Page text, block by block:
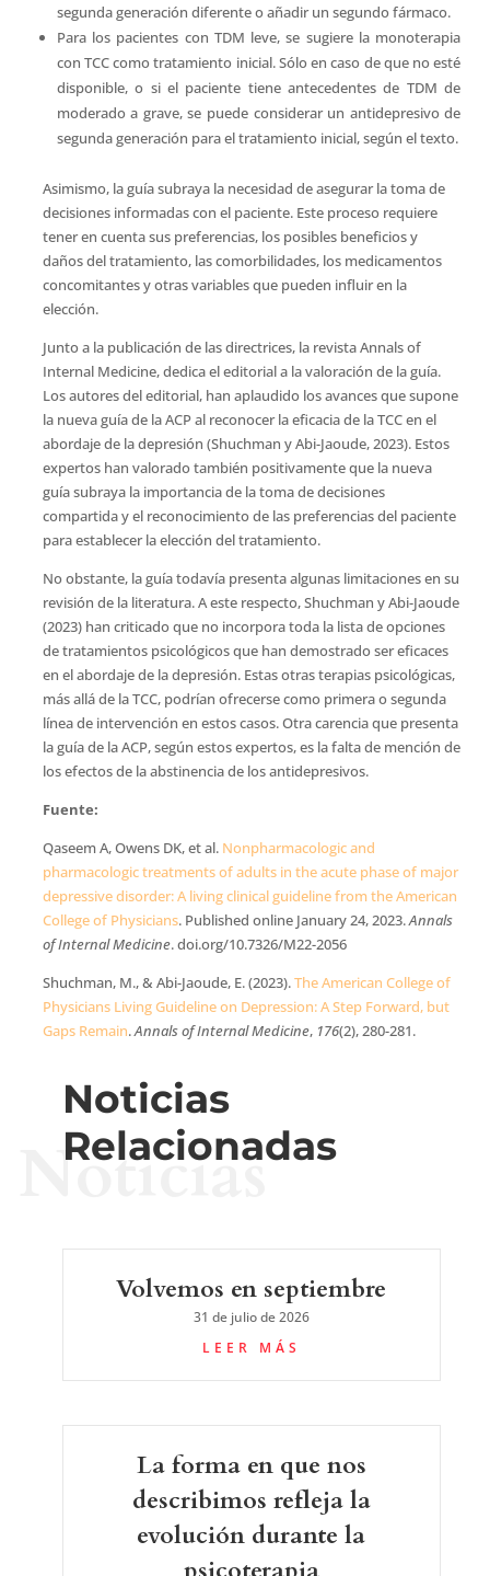
segunda generación diferente o añadir un segundo fármaco.
Para los pacientes con TDM leve, se sugiere la monoterapia
con TCC como tratamiento inicial. Sólo en caso de que no esté
disponible, o si el paciente tiene antecedentes de TDM de
moderado a grave, se puede considerar un antidepresivo de
segunda generación para el tratamiento inicial, según el texto.
Asimismo, la guía subraya la necesidad de asegurar la toma de
decisiones informadas con el paciente. Este proceso requiere
tener en cuenta sus preferencias, los posibles beneficios y
daños del tratamiento, las comorbilidades, los medicamentos
concomitantes y otras variables que pueden influir en la
elección.
Junto a la publicación de las directrices, la revista Annals of
Internal Medicine, dedica el editorial a la valoración de la guía.
Los autores del editorial, han aplaudido los avances que supone
la nueva guía de la ACP al reconocer la eficacia de la TCC en el
abordaje de la depresión (Shuchman y Abi-Jaoude, 2023). Estos
expertos han valorado también positivamente que la nueva
guía subraya la importancia de la toma de decisiones
compartida y el reconocimiento de las preferencias del paciente
para establecer la elección del tratamiento.
No obstante, la guía todavía presenta algunas limitaciones en su
revisión de la literatura. A este respecto, Shuchman y Abi-Jaoude
(2023) han criticado que no incorpora toda la lista de opciones
de tratamientos psicológicos que han demostrado ser eficaces
en el abordaje de la depresión. Estas otras terapias psicológicas,
más allá de la TCC, podrían ofrecerse como primera o segunda
línea de intervención en estos casos. Otra carencia que presenta
la guía de la ACP, según estos expertos, es la falta de mención de
los efectos de la abstinencia de los antidepresivos.
Fuente:
Qaseem A, Owens DK, et al. Nonpharmacologic and
pharmacologic treatments of adults in the acute phase of major
depressive disorder: A living clinical guideline from the American
College of Physicians. Published online January 24, 2023.Annals
of Internal Medicine. doi.org/10.7326/M22-2056
Shuchman, M., & Abi-Jaoude, E. (2023).The American College of
Physicians Living Guideline on Depression: A Step Forward, but
Gaps Remain.Annals of Internal Medicine, 176(2), 280-281.
Noticias
Relacionadas
Noticias
Volvemos en septiembre
31 de julio de 2026
LEER MÁS
La forma en que nos
describimos refleja la
evolución durante la